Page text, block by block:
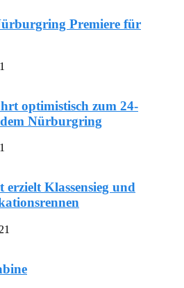
Premiere für
optimistisch zum 24-
Nürburgring
Klassensieg und